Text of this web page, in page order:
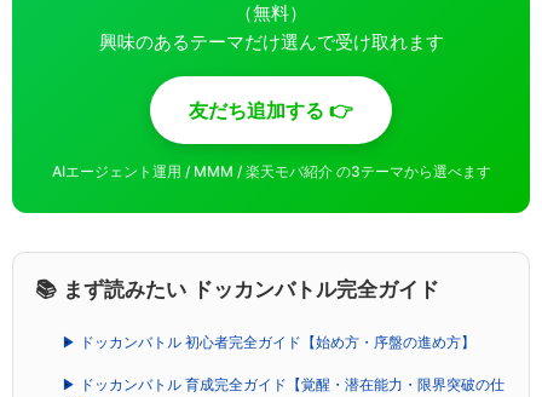
（無料）
興味のあるテーマだけ選んで受け取れます
友だち追加する 👉
AIエージェント運用 / MMM / 楽天モバ紹介 の3テーマから選べます
📚 まず読みたい ドッカンバトル完全ガイド
▶ ドッカンバトル 初心者完全ガイド【始め方・序盤の進め方】
▶ ドッカンバトル 育成完全ガイド【覚醒・潜在能力・限界突破の仕